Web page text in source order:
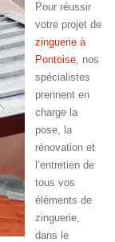
Pour réussir
votre projet de
zinguerie à
Pontoise , nos
spécialistes
prennent en
charge la
pose, la
rénovation et
l’entretien de
tous vos
éléments de
zinguerie,
dans le